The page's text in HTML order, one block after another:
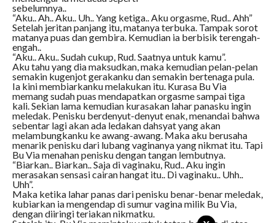
sebelumnya..
“Aku.. Ah.. Aku.. Uh.. Yang ketiga.. Aku orgasme, Rud.. Ahh”
Setelah jeritan panjang itu, matanya terbuka. Tampak sorot
matanya puas dan gembira. Kemudian ia berbisik terengah-
engah..
“Aku.. Aku.. Sudah cukup, Rud. Saatnya untuk kamu”.
Aku tahu yang dia maksudkan, maka kemudian pelan-pelan
semakin kugenjot gerakanku dan semakin bertenaga pula.
Ia kini membiarkanku melakukan itu. Kurasa Bu Via
memang sudah puas mendapatkan orgasme sampai tiga
kali. Sekian lama kemudian kurasakan lahar panasku ingin
meledak. Penisku berdenyut-denyut enak, menandai bahwa
sebentar lagi akan ada ledakan dahsyat yang akan
melambungkanku ke awang-awang. Maka aku berusaha
menarik penisku dari lubang vaginanya yang nikmat itu. Tapi
Bu Via menahan penisku dengan tangan lembutnya.
“Biarkan.. Biarkan.. Saja di vaginaku, Rud.. Aku ingin
merasakan sensasi cairan hangat itu.. Di vaginaku.. Uhh..
Uhh”.
Maka ketika lahar panas dari penisku benar-benar meledak,
kubiarkan ia mengendap di sumur vagina milik Bu Via,
dengan diiringi teriakan nikmatku.